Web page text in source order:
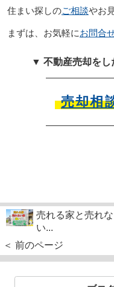
住まい探しのご相談やお
まずは、お気軽にお問合
▼ 不動産売却をし
売却相
売れる家と売れな
い...
＜ 前のページ